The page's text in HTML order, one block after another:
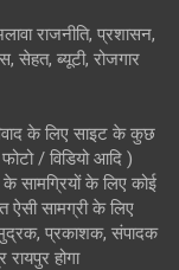
राजनीति, प्रशासन,
सेहत, ब्यूटी, रोजगार
के लिए साइट के कुछ
/ विडियो आदि )
सामग्रियों के लिए कोई
ऐसी सामग्री के लिए
मुद्रक, प्रकाशक, संपादक
रायपुर होगा